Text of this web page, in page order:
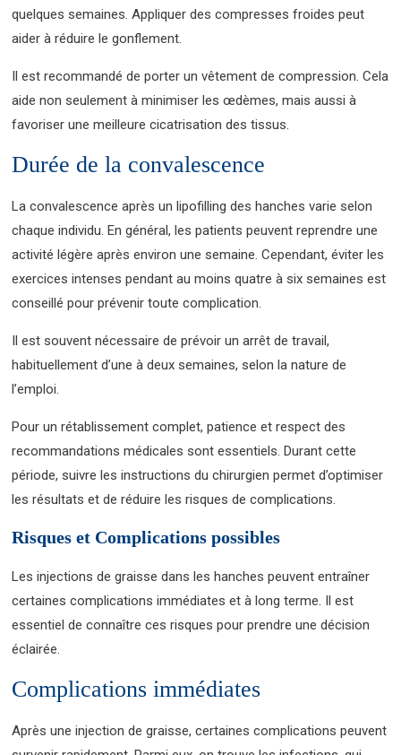
quelques semaines. Appliquer des compresses froides peut
aider à réduire le gonflement.
Il est recommandé de porter un vêtement de compression. Cela
aide non seulement à minimiser les œdèmes, mais aussi à
favoriser une meilleure cicatrisation des tissus.
Durée de la convalescence
La convalescence après un lipofilling des hanches varie selon
chaque individu. En général, les patients peuvent reprendre une
activité légère après environ une semaine. Cependant, éviter les
exercices intenses pendant au moins quatre à six semaines est
conseillé pour prévenir toute complication.
Il est souvent nécessaire de prévoir un arrêt de travail,
habituellement d’une à deux semaines, selon la nature de
l’emploi.
Pour un rétablissement complet, patience et respect des
recommandations médicales sont essentiels. Durant cette
période, suivre les instructions du chirurgien permet d’optimiser
les résultats et de réduire les risques de complications.
Risques et Complications possibles
Les injections de graisse dans les hanches peuvent entraîner
certaines complications immédiates et à long terme. Il est
essentiel de connaître ces risques pour prendre une décision
éclairée.
Complications immédiates
Après une injection de graisse, certaines complications peuvent